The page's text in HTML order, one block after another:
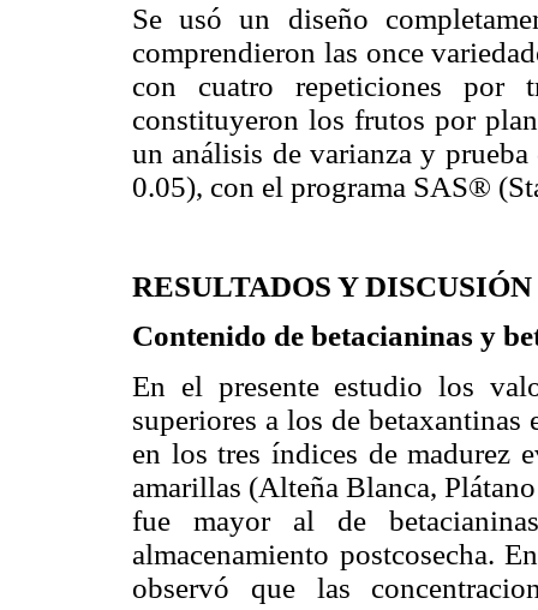
Se usó un diseño
comprendieron las once
con cuatro repeticiones por
constituyeron los frutos por
un análisis de varianza y
0.05), con el programa SAS®
RESULTADOS Y DISCUSIÓN
Contenido de betacianinas y
En el presente estudio los
superiores a los de
en los tres índices de madurez
amarillas (Alteña Blanca,
fue mayor al de
almacenamiento postcosecha.
observó que las